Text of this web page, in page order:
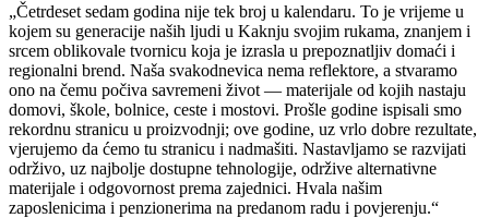
„Četrdeset sedam godina nije tek broj u kalendaru. To je vrijeme u
kojem su generacije naših ljudi u Kaknju svojim rukama, znanjem i
srcem oblikovale tvornicu koja je izrasla u prepoznatljiv domaći i
regionalni brend. Naša svakodnevica nema reflektore, a stvaramo
ono na čemu počiva savremeni život — materijale od kojih nastaju
domovi, škole, bolnice, ceste i mostovi. Prošle godine ispisali smo
rekordnu stranicu u proizvodnji; ove godine, uz vrlo dobre rezultate,
vjerujemo da ćemo tu stranicu i nadmašiti. Nastavljamo se razvijati
održivo, uz najbolje dostupne tehnologije, održive alternativne
materijale i odgovornost prema zajednici. Hvala našim
zaposlenicima i penzionerima na predanom radu i povjerenju.“